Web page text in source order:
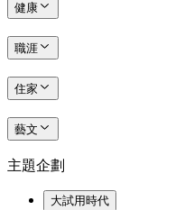
健康
職涯
住家
藝文
主題企劃
大試用時代